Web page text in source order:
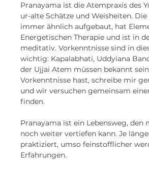
Pranayama ist die Atempraxis des
ur-alte Schätze und Weisheiten.
immer ähnlich aufgebaut, hat
Energetischen Therapie und ist in
meditativ. Vorkenntnisse sind in
wichtig: Kapalabhati, Uddyiana
der Ujjai Atem müssen bekannt
Vorkenntnisse hast, schreibe mir
und wir versuchen gemeinsam
finden.
Pranayama ist ein Lebensweg, den
noch weiter vertiefen kann. Je
praktiziert, umso feinstofflicher
Erfahrungen.